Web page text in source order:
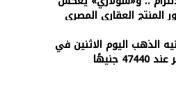
المنتج العقاري المصري
الذهب اليوم الاثنين في
جنيهًا